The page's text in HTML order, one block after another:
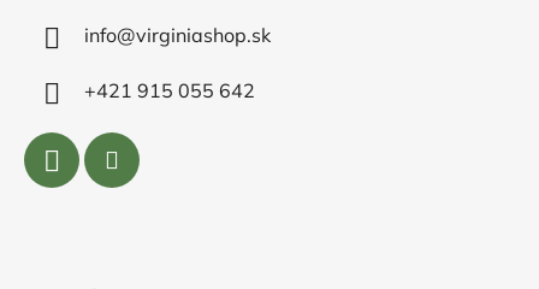
info@virginiashop.sk
+421 915 055 642